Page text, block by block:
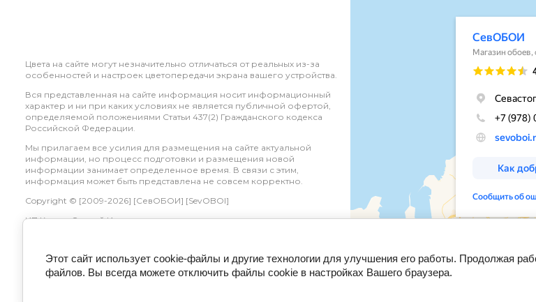
Цвета на сайте могут незначительно отличаться от реальных из-за
особенностей и настроек цветопередачи экрана вашего устройства.
Вся представленная на сайте информация носит информационный
характер и ни при каких условиях не является публичной офертой,
определяемой положениями Статьи 437(2) Гражданского кодекса
Российской Федерации.
Мы прилагаем все усилия для размещения на сайте актуальной
информации, но процесс подготовки и размещения новой
информации занимает определенное время. В связи с этим,
информация может быть представлена не совсем корректно.
Copyright © [2009-2026] [СевОБОИ] [SevOBOI]
ИП Катаев Сергей Игоревич
Этот сайт использует cookie-файлы и другие технологии для улучшения его работы. Продолжая
файлов. Вы всегда можете отключить файлы cookie в настройках Вашего браузера.